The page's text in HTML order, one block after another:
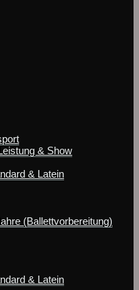
& Show
& Latein
(Ballettvorbereitung)
& Latein